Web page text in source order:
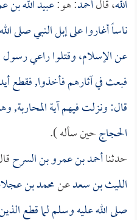
الله، قالأحمد: هو:عبيد الله
ناساً أغاروا على إبل النبي صلى
عن الإسلام، وقتلوا راعي رسول
فبعث في آثارهم فأخذوا, فقطع
قال: ونزلت فيهم آية المحاربة,
الحجاجحين سأله ).
حدثناأحمد بن عمرو بن السرح
الليث بن سعدعنمحمد بن
صلى الله عليه وسلم لما قطع